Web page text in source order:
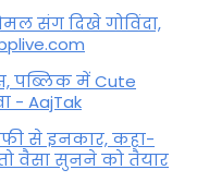
संग दिखे गोविंदा,
पब्लिक में Cute
- AajTak
से इनकार, कहा-
वैसा सुनने को तैयार